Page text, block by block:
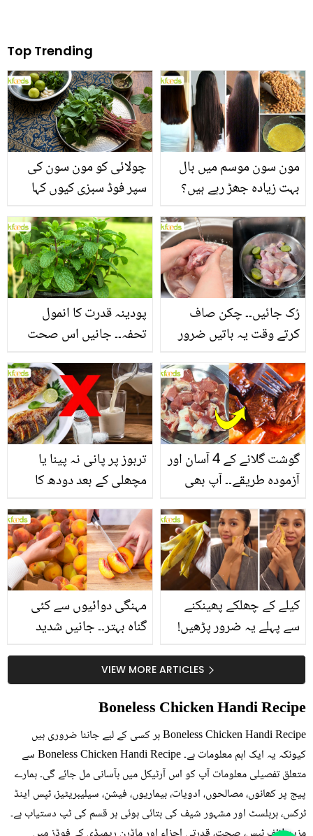
Top Trending
چولائی کو مون سون کی
سپر فوڈ سبزی کیوں کہا
منرلز اور اینٹی آکسیڈنٹس
سے بھرپور اس سبزی کے
فائدے
مون سون موسم میں بال
بہت زیادہ جھڑ رہے ہیں؟
بنانے کے چند قدرتی طریقے
پودینہ قدرت کا انمول
تحفہ۔۔ جانیں اس صحت
انگیز طبی فوائد
رُک جائیں۔۔ چکن صاف
کرتے وقت یہ باتیں ضرور
تربوز پر پانی نہ پینا یا
مچھلی کے بعد دودھ کا
سے متعلق غلط فہمیوں کی
حقیقت کیا ہے اور افواہ
کیا؟
گوشت گلانے کے 4 آسان اور
آزمودہ طریقے۔۔ آپ بھی
بتائے راز
مہنگی دوائیوں سے کئی
گناہ بہتر۔۔ جانیں شدید
کیوں کھانا چاہیے؟
کیلے کے چھلکے پھینکنے
سے پہلے یہ ضرور پڑھیں!
سستا اور قدرتی حلVIEW MORE ARTICLES
Boneless Chicken Handi Recipe
Boneless Chicken Handi Recipe ہر کسی کے لیے جاننا ضروری ہیں
کیونکہ یہ ایک اہم معلومات ہے۔ Boneless Chicken Handi Recipe سے
متعلق تفصیلی معلومات آپ کو اس آرٹیکل میں بآسانی مل جائے گی۔ ہمارے
پیج پر کھانوں، مصالحوں، ادویات، بیماریوں، فیشن، سیلیبریٹیز، ٹپس اینڈ
ٹرکس، ہربلسٹ اور مشہور شیف کی بتائی ہوئی ہر قسم کی ٹپ دستیاب ہے۔